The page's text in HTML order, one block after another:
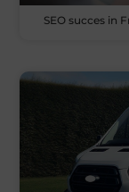
SEO succes in